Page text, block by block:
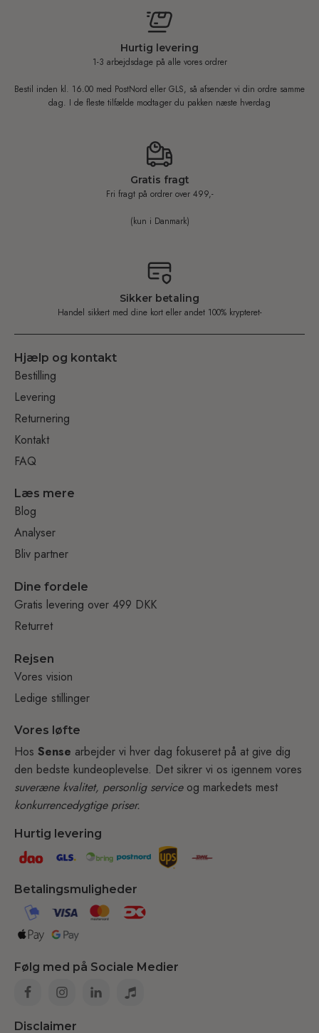
Hurtig levering
1-3 arbejdsdage på alle vores ordrer
Bestil inden kl. 16.00 med PostNord eller GLS, så afsender vi din ordre samme
dag. I de fleste tilfælde modtager du pakken næste hverdag
Gratis fragt
Fri fragt på ordrer over 499,-
(kun i Danmark)
Sikker betaling
Handel sikkert med dine kort eller andet 100% krypteret-
Hjælp og kontakt
Bestilling
Levering
Returnering
Kontakt
FAQ
Læs mere
Blog
Analyser
Bliv partner
Dine fordele
Gratis levering over 499 DKK
Returret
Rejsen
Vores vision
Ledige stillinger
Vores løfte
Hos Sense arbejder vi hver dag fokuseret på at give dig
den bedste kundeoplevelse. Det sikrer vi os igennem vores
suveræne kvalitet, personlig serviceog markedets mest
konkurrencedygtige priser.
Hurtig levering
Betalingsmuligheder
Følg med på Sociale Medier
Disclaimer